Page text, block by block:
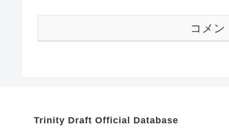
コメン
Trinity Draft Official Database